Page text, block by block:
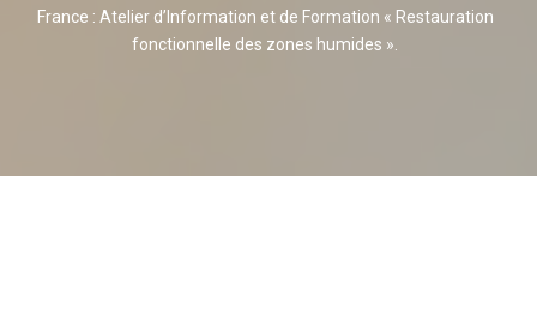
France : Atelier d’Information et de Formation « Restauration
fonctionnelle des zones humides ».